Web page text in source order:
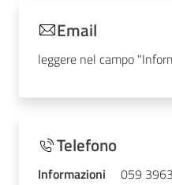
Email
leggere nel campo
Telefono
Informazioni
059